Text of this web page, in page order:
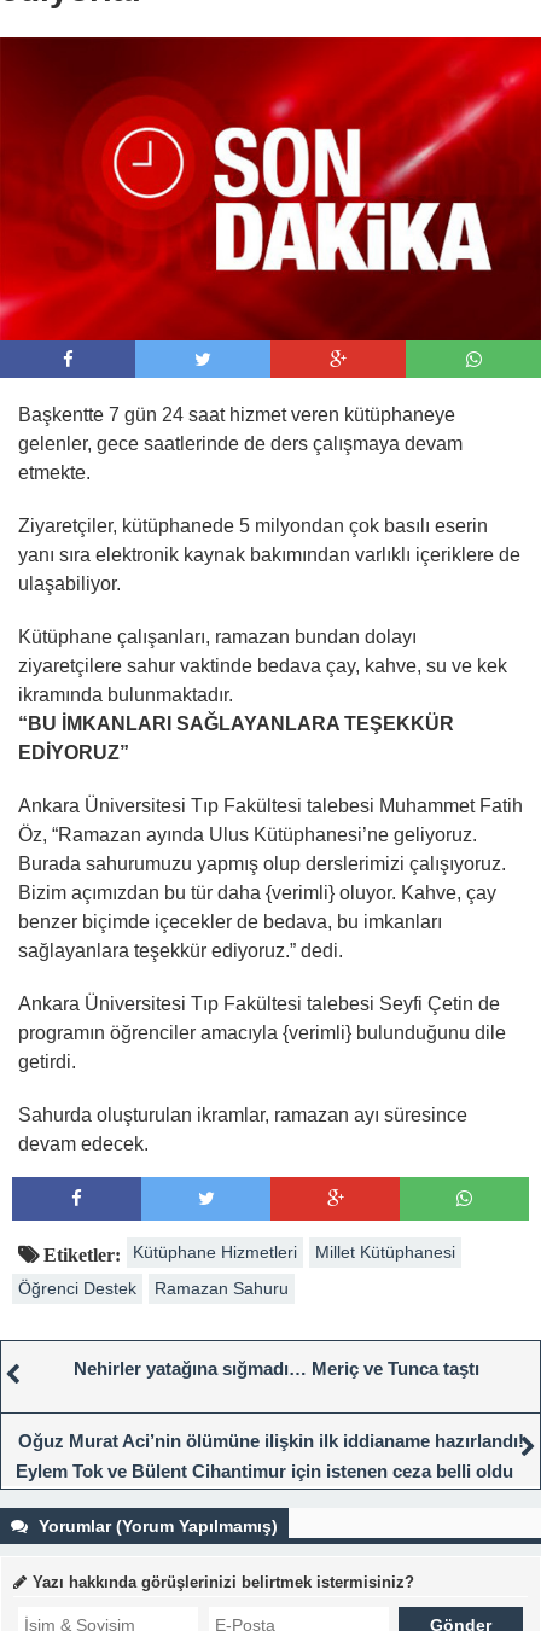
Başkentte 7 gün 24 saat hizmet veren kütüphaneye
gelenler, gece saatlerinde de ders çalışmaya devam
etmekte.
Ziyaretçiler, kütüphanede 5 milyondan çok basılı eserin
yanı sıra elektronik kaynak bakımından varlıklı içeriklere de
ulaşabiliyor.
Kütüphane çalışanları, ramazan bundan dolayı
ziyaretçilere sahur vaktinde bedava çay, kahve, su ve kek
ikramında bulunmaktadır.
“BU İMKANLARI SAĞLAYANLARA TEŞEKKÜR
EDİYORUZ”
Ankara Üniversitesi Tıp Fakültesi talebesi Muhammet Fatih
Öz, “Ramazan ayında Ulus Kütüphanesi’ne geliyoruz.
Burada sahurumuzu yapmış olup derslerimizi çalışıyoruz.
Bizim açımızdan bu tür daha {verimli} oluyor. Kahve, çay
benzer biçimde içecekler de bedava, bu imkanları
sağlayanlara teşekkür ediyoruz.” dedi.
Ankara Üniversitesi Tıp Fakültesi talebesi Seyfi Çetin de
programın öğrenciler amacıyla {verimli} bulunduğunu dile
getirdi.
Sahurda oluşturulan ikramlar, ramazan ayı süresince
devam edecek.
Etiketler: Kütüphane Hizmetleri
Millet Kütüphanesi
Öğrenci Destek
Ramazan Sahuru
Nehirler yatağına sığmadı… Meriç ve Tunca taştı
Oğuz Murat Aci’nin ölümüne ilişkin ilk iddianame hazırlandı!
Eylem Tok ve Bülent Cihantimur için istenen ceza belli oldu
Yorumlar (Yorum Yapılmamış)
Yazı hakkında görüşlerinizi belirtmek istermisiniz?